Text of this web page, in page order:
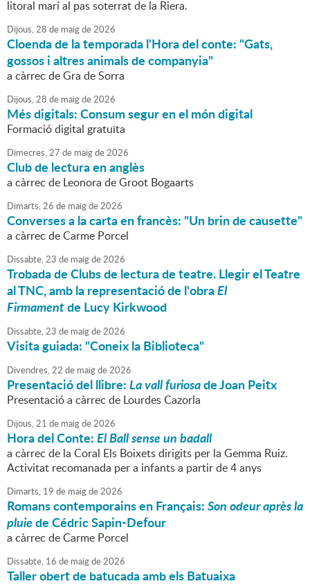
litoral marí al pas soterrat de la Riera.
Dijous,28 de maigde2026
Cloenda de la temporada l'Hora del conte: "Gats,
gossos i altres animals de companyia"
a càrrec de Gra de Sorra
Dijous,28 de maigde2026
Més digitals: Consum segur en el món digital
Formació digital gratuïta
Dimecres,27 de maigde2026
Club de lectura en anglès
a càrrec de Leonora de Groot Bogaarts
Dimarts,26 de maigde2026
Converses a la carta en francès: "Un brin de causette"
a càrrec de Carme Porcel
Dissabte,23 de maigde2026
Trobada de Clubs de lectura de teatre. Llegir el Teatre
al TNC, amb la representació de l'obraEl
Firmamentde Lucy Kirkwood
Dissabte,23 de maigde2026
Visita guiada: "Coneix la Biblioteca"
Divendres,22 de maigde2026
Presentació del llibre:La vall furiosade Joan Peitx
Presentació a càrrec de Lourdes Cazorla
Dijous,21 de maigde2026
Hora del Conte:El Ball senseunbadall
a càrrec de la Coral Els Boixets dirigits per la Gemma Ruiz.
Activitat recomanada per a infants a partir de 4 anys
Dimarts, 19 de maigde2026
Romans contemporains en Français:Son odeur après la
pluiede Cédric Sapin-Defour
a càrrec de Carme Porcel
Dissabte, 16 de maigde2026
Taller obert de batucada amb els Batuaixa